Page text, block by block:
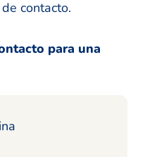
contacto.
para una